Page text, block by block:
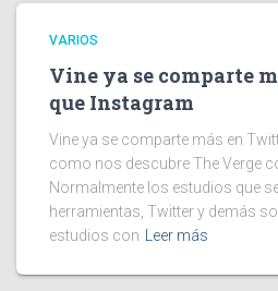
VARIOS
Vine ya se comparte
que Instagram
Vine ya se comparte más en
como nos descubre The Verge
Normalmente los estudios que
herramientas, Twitter y demás
estudios con
Leer más